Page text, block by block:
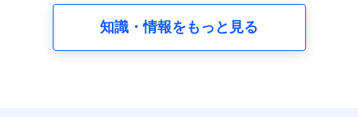
株式会社NTTドコモ
知識・情報をもっと見る